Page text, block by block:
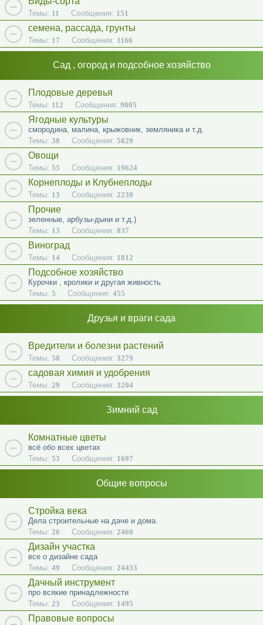
Темы: 11 Сообщения: 151
семена, рассада, грунты
Темы: 17 Сообщения: 1166
Сад , огород и подсобное хозяйство
Плодовые деревья
Темы: 112 Сообщения: 9005
Ягодные культуры
смородина, малина, крыжовник, земляника и т.д.
Темы: 38 Сообщения: 5829
Овощи
Темы: 55 Сообщения: 19624
Корнеплоды и Клубнеплоды
Темы: 13 Сообщения: 2239
Прочие
зеленные, арбузы-дыни и т.д.)
Темы: 13 Сообщения: 837
Виноград
Темы: 14 Сообщения: 1812
Подсобное хозяйство
Курочки , кролики и другая живность
Темы: 5 Сообщения: 455
Друзья и враги сада
Вредители и болезни растений
Темы: 58 Сообщения: 3279
садовая химия и удобрения
Темы: 29 Сообщения: 3204
Зимний сад
Комнатные цветы
всё обо всех цветах
Темы: 53 Сообщения: 1697
Общие вопросы
Стройка века
Дела строительные на даче и дома.
Темы: 26 Сообщения: 2460
Дизайн участка
все о дизайне сада
Темы: 49 Сообщения: 24433
Дачный инструмент
про всякие принадлежности
Темы: 23 Сообщения: 1495
Правовые вопросы